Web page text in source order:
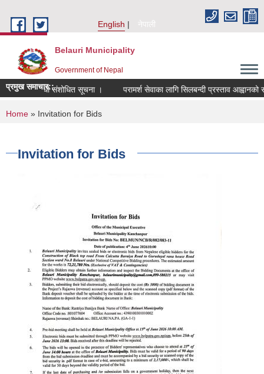
English
नेपाली
Belauri Municipality
Government of Nepal
प्रमुख समाचार::
सम्बन्धी संशोधित सूचना । परामर्श सेवाका लागि सिलबन्दी प्रस्ताव आह्वानको
You are here
Home » Invitation for Bids
Invitation for Bids